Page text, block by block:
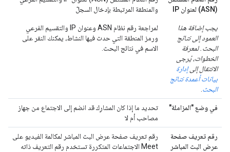
(ASN) لعنوان IP
يجب إضافة هذا
العمود إلى نتائج
البحث. لمعرفة
الخطوات، يُرجى
الانتقال إلىإدارة
بيانات أعمدة نتائج
البحث
والمنطقة المرتبطة بإدخال السجلّ
لمراجعة رقم نظام ASN وعنوان IP والتقسيم الفرعي
ورمز المنطقة التي حدث فيها النشاط، يمكنك النقر على
الاسم في نتائج البحث.
في وضع "المزاملة"
تحديد ما إذا كان المشارِك قد انضم إلى الاجتماع من جهاز
مصاحب أم لا
رقم تعريف صفحة
عرض البث المباشر
رقم تعريف صفحة عرض البث المباشر لمكالمة الفيديو على
Meet الاجتماعات المتكررة تستخدم رقم التعريف ذاته